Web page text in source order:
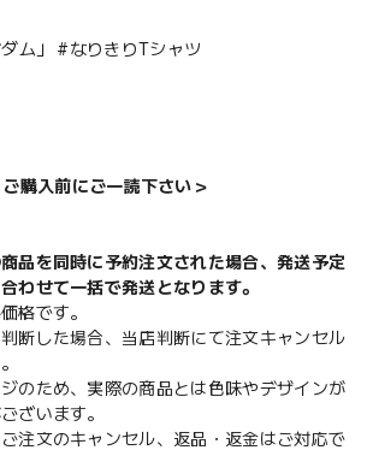
ム」 #なりきりTシャツ
ご購入前にご一読下さい＞
品を同時に予約注文された場合、発送予定
わせて一括で発送となります。
格です。
断した場合、当店判断にて注文キャンセル
のため、実際の商品とは色味やデザインが
ざいます。
注文のキャンセル、返品・返金はご対応で